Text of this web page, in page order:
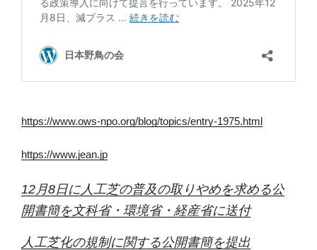
https://www.ows-npo.org/blog/topics/entry-1975.html
https://www.jean.jp
12月8日に人工芝の普及の取りやめを求める公
開書簡を文科省・環境省・経産省に送付
⼈⼯芝化の規制に関する公開書簡を提出